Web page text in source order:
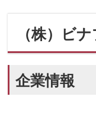
（株）ビ
企業情報